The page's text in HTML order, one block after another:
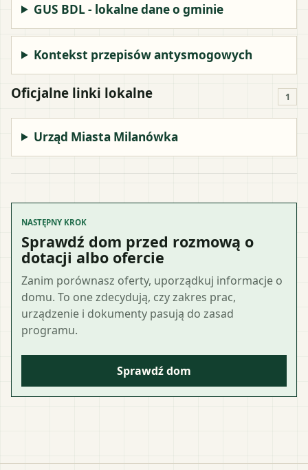
GUS BDL - lokalne dane o gminie
Kontekst przepisów antysmogowych
Oficjalne linki lokalne 1
Urząd Miasta Milanówka
NASTĘPNY KROK
Sprawdź dom przed rozmową o
dotacji albo ofercie
Zanim porównasz oferty, uporządkuj informacje o
domu. To one zdecydują, czy zakres prac,
urządzenie i dokumenty pasują do zasad
programu.
Sprawdź dom